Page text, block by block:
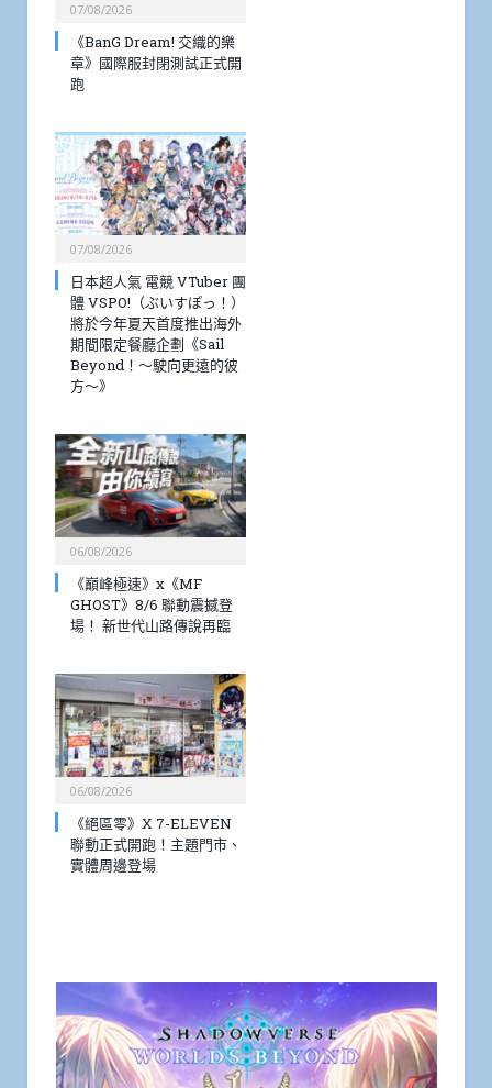
07/08/2026
《BanG Dream! 交織的樂
章》國際服封閉測試正式開
跑
07/08/2026
日本超人氣 電競 VTuber 團
體 VSPO!（ぶいすぽっ！）
將於今年夏天首度推出海外
期間限定餐廳企劃《Sail
Beyond！～駛向更遠的彼
方～》
06/08/2026
《巔峰極速》x《MF
GHOST》8/6 聯動震撼登
場！ 新世代山路傳說再臨
06/08/2026
《絕區零》X 7-ELEVEN
聯動正式開跑！主題門市、
實體周邊登場